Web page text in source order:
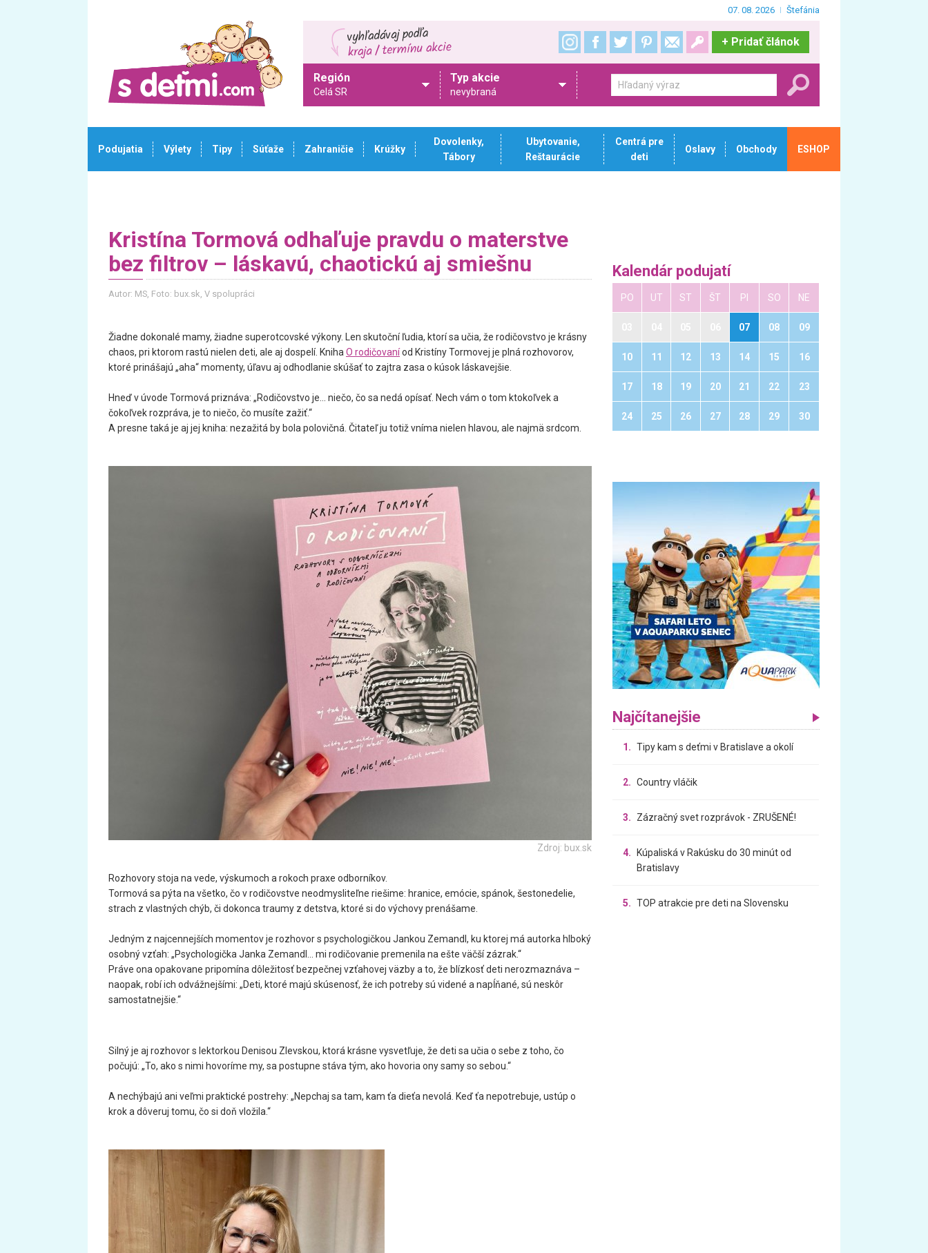
07. 08. 2026 Štefánia
+ Pridať článok
Región
Celá SR
Typ akcie
nevybraná
Podujatia Výlety Tipy Súťaže Zahraničie Krúžky
Dovolenky,
Tábory
Ubytovanie,
Reštaurácie
Centrá pre
deti
Oslavy Obchody ESHOP
Kristína Tormová odhaľuje pravdu o materstve
bez filtrov – láskavú, chaotickú aj smiešnu
Autor: MS, Foto: bux.sk, V spolupráci
Žiadne dokonalé mamy, žiadne superotcovské výkony. Len skutoční ľudia, ktorí sa učia, že rodičovstvo je krásny
chaos, pri ktorom rastú nielen deti, ale aj dospelí. Kniha O rodičovaníod Kristíny Tormovej je plná rozhovorov,
ktoré prinášajú „aha“ momenty, úľavu aj odhodlanie skúšať to zajtra zasa o kúsok láskavejšie.
Hneď v úvode Tormová priznáva: „Rodičovstvo je... niečo, čo sa nedá opísať. Nech vám o tom ktokoľvek a
čokoľvek rozpráva, je to niečo, čo musíte zažiť.“
A presne taká je aj jej kniha: nezažitá by bola polovičná. Čitateľ ju totiž vníma nielen hlavou, ale najmä srdcom.
Zdroj: bux.sk
Rozhovory stoja na vede, výskumoch a rokoch praxe odborníkov.
Tormová sa pýta na všetko, čo v rodičovstve neodmysliteľne riešime: hranice, emócie, spánok, šestonedelie,
strach z vlastných chýb, či dokonca traumy z detstva, ktoré si do výchovy prenášame.
Jedným z najcennejších momentov je rozhovor s psychologičkou Jankou Zemandl, ku ktorej má autorka hlboký
osobný vzťah: „Psychologička Janka Zemandl… mi rodičovanie premenila na ešte väčší zázrak.“
Práve ona opakovane pripomína dôležitosť bezpečnej vzťahovej väzby a to, že blízkosť deti nerozmaznáva –
naopak, robí ich odvážnejšími: „Deti, ktoré majú skúsenosť, že ich potreby sú videné a napĺňané, sú neskôr
samostatnejšie.“
Silný je aj rozhovor s lektorkou Denisou Zlevskou, ktorá krásne vysvetľuje, že deti sa učia o sebe z toho, čo
počujú: „To, ako s nimi hovoríme my, sa postupne stáva tým, ako hovoria ony samy so sebou.“
A nechýbajú ani veľmi praktické postrehy: „Nepchaj sa tam, kam ťa dieťa nevolá. Keď ťa nepotrebuje, ustúp o
krok a dôveruj tomu, čo si doň vložila.“
Kalendár podujatí
PO UT ST ŠT PI SO NE
07 08 09
10 11 12 13 14 15 16
17 18 19 20 21 22 23
24 25 26 27 28 29 30
Najčítanejšie
1. Tipy kam s deťmi v Bratislave a okolí
2. Country vláčik
3. Zázračný svet rozprávok - ZRUŠENÉ!
4.
Kúpaliská v Rakúsku do 30 minút od
Bratislavy
5. TOP atrakcie pre deti na Slovensku